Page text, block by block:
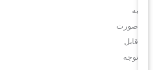
صورت
قابل
توجه